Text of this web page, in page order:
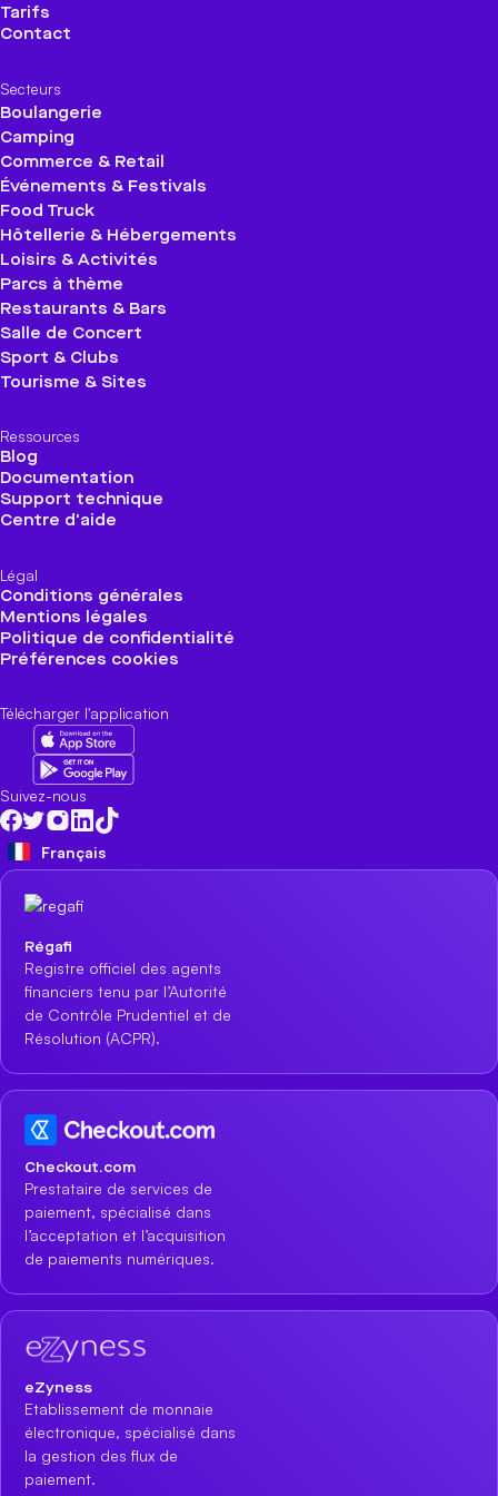
Tarifs
Contact
Secteurs
Boulangerie
Camping
Commerce & Retail
Événements & Festivals
Food Truck
Hôtellerie & Hébergements
Loisirs & Activités
Parcs à thème
Restaurants & Bars
Salle de Concert
Sport & Clubs
Tourisme & Sites
Ressources
Blog
Documentation
Support technique
Centre d'aide
Légal
Conditions générales
Mentions légales
Politique de confidentialité
Préférences cookies
Télécharger l'application
Suivez-nous
Français
Régafi
Registre officiel des agents
financiers tenu par l’Autorité
de Contrôle Prudentiel et de
Résolution (ACPR).
Checkout.com
Prestataire de services de
paiement, spécialisé dans
l’acceptation et l’acquisition
de paiements numériques.
eZyness
Etablissement de monnaie
électronique, spécialisé dans
la gestion des flux de
paiement.